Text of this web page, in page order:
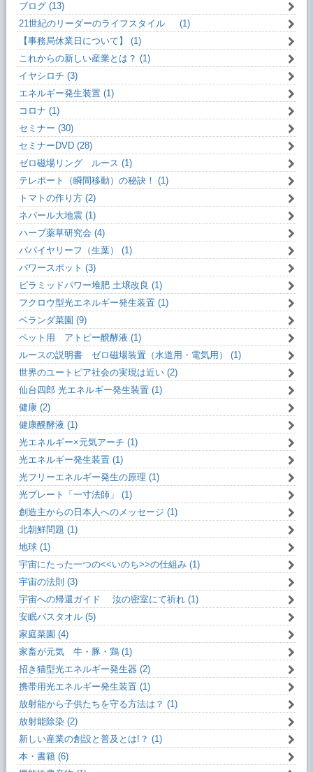
ブログ (13)
21世紀のリーダーのライフスタイル (1)
【事務局休業日について】 (1)
これからの新しい産業とは？ (1)
イヤシロチ (3)
エネルギー発生装置 (1)
コロナ (1)
セミナー (30)
セミナーDVD (28)
ゼロ磁場リング ルース (1)
テレポート（瞬間移動）の秘訣！ (1)
トマトの作り方 (2)
ネパール大地震 (1)
ハーブ薬草研究会 (4)
パパイヤリーフ（生葉） (1)
パワースポット (3)
ピラミッドパワー堆肥 土壌改良 (1)
フクロウ型光エネルギー発生装置 (1)
ベランダ菜園 (9)
ペット用 アトピー醗酵液 (1)
ルースの説明書 ゼロ磁場装置（水道用・電気用） (1)
世界のユートピア社会の実現は近い (2)
仙台四郎 光エネルギー発生装置 (1)
健康 (2)
健康醗酵液 (1)
光エネルギー×元気アーチ (1)
光エネルギー発生装置 (1)
光フリーエネルギー発生の原理 (1)
光プレート「一寸法師」 (1)
創造主からの日本人へのメッセージ (1)
北朝鮮問題 (1)
地球 (1)
宇宙にたった一つの<<いのち>>の仕組み (1)
宇宙の法則 (3)
宇宙への帰還ガイド 汝の密室にて祈れ (1)
安眠バスタオル (5)
家庭菜園 (4)
家畜が元気 牛・豚・鶏 (1)
招き猫型光エネルギー発生器 (2)
携帯用光エネルギー発生装置 (1)
放射能から子供たちを守る方法は？ (1)
放射能除染 (2)
新しい産業の創設と普及とは!？ (1)
本・書籍 (6)